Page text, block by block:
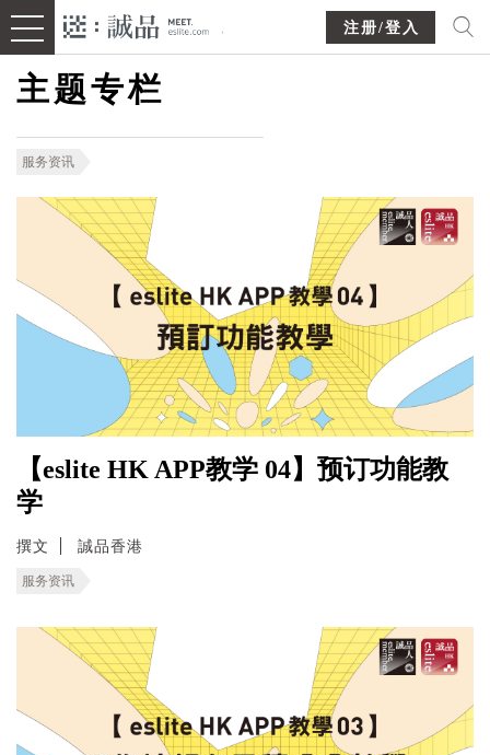
注册/登入
主题专栏
服务资讯
【eslite HK APP教学 04】预订功能教
学
撰文 誠品香港
服务资讯